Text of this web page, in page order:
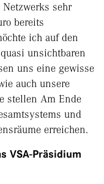
sehr
bereits
ich auf den
unsichtbaren
uns eine gewisse
auch unsere
stellen Am Ende
und
erreichen.
VSA-Präsidium